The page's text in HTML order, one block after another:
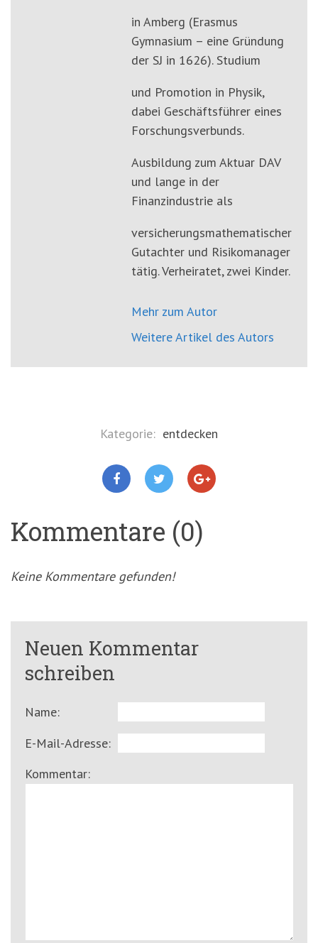
in Amberg (Erasmus
Gymnasium – eine Gründung
der SJ in 1626). Studium
und Promotion in Physik,
dabei Geschäftsführer eines
Forschungsverbunds.
Ausbildung zum Aktuar DAV
und lange in der
Finanzindustrie als
versicherungsmathematischer
Gutachter und Risikomanager
tätig. Verheiratet, zwei Kinder.
Mehr zum Autor
Weitere Artikel des Autors
Kategorie: entdecken
Kommentare (0)
Keine Kommentare gefunden!
Neuen Kommentar
schreiben
Name:
E-Mail-Adresse:
Kommentar: